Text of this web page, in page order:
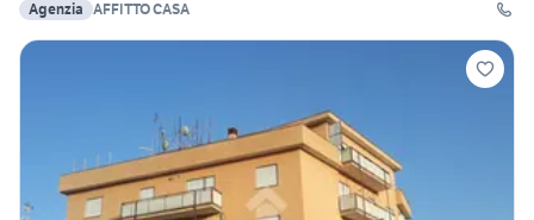
Agenzia AFFITTO CASA